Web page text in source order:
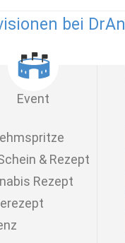
bei
Event
& Rezept
Rezept